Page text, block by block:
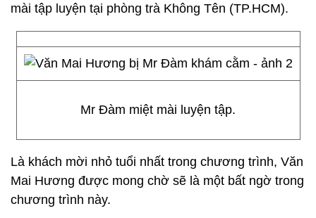
mài tập luyện tại phòng trà Không Tên (TP.HCM).
Mr Đàm miệt mài luyện tập.
Là khách mời nhỏ tuổi nhất trong chương trình, Văn
Mai Hương được mong chờ sẽ là một bất ngờ trong
chương trình này.